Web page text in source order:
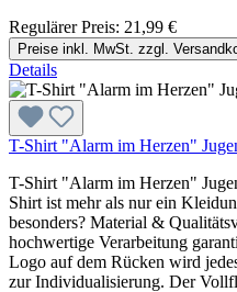
Regulärer Preis: 21,99 €
Preise inkl. MwSt. zzgl.
Details
T-Shirt "Alarm im Herzen"
T-Shirt "Alarm im Herzen"
Shirt ist mehr als nur ein
besonders? Material &
hochwertige Verarbeitung
Logo auf dem Rücken wird
zur Individualisierung. Der